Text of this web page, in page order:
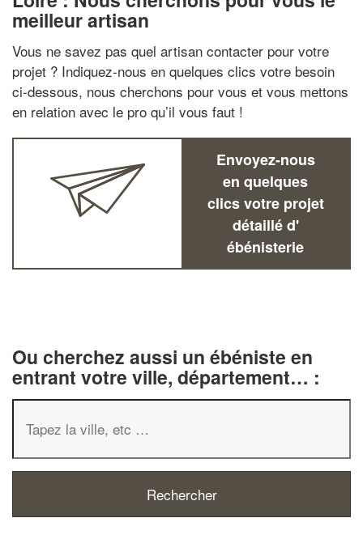
meilleur artisan
Vous ne savez pas quel artisan contacter pour votre
projet ? Indiquez-nous en quelques clics votre besoin
ci-dessous, nous cherchons pour vous et vous mettons
en relation avec le pro qu’il vous faut !
Envoyez-nous
en quelques
clics votre projet
détaillé d'
ébénisterie
Ou cherchez aussi un ébéniste en
entrant votre ville, département… :